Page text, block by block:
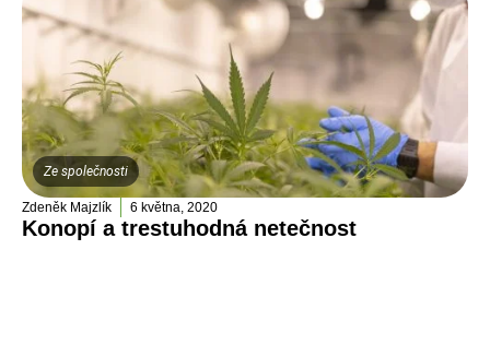
Ze společnosti
Zdeněk Majzlík 6 května, 2020
Konopí a trestuhodná netečnost